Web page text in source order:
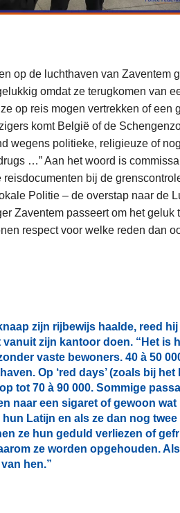
op de luchthaven van Zaventem
omdat ze terugkomen van
op reis mogen vertrekken of een
komt België of de
wegens politieke, religieuze of
…” Aan het woord is
bij de
Politie – de overstap naar de
Zaventem passeert om het geluk
respect voor welke reden dan
zijn rijbewijs haalde, reed
zijn kantoor doen. “Het is
vaste bewoners. 40 à 50
Op ‘red days’ (zoals bij het
tot 70 à 90 000. Sommige
naar een sigaret of gewoon wat
Latijn en als ze dan nog
ze hun geduld verliezen of
ze worden opgehouden.
hen.”